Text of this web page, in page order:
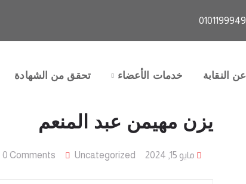
عن النقابة خدمات الأعضاء تحقق من الشهادة
يزن مهيمن عبد المنعم
مايو 15, 2024 Uncategorized
0 Comments